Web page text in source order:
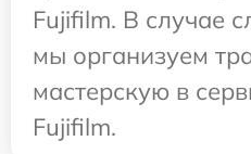
Fujifilm. В случае
мы организуем
мастерскую в
Fujifilm.